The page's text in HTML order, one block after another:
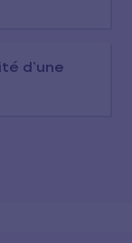
d’une